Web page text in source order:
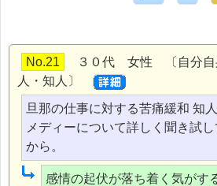
No.21
３０代 女性 〔自分自
人・知人〕
旦那の仕事に対する苦痛緩和 知
メディーについて詳しく聞き試
から。
感情の起伏が落ち着く気がす